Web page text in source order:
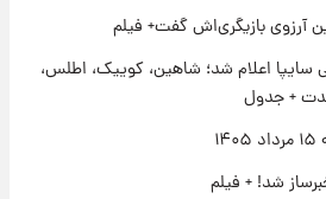
استقلال و رامین رضاییان رسما تمام شد +
/ خداحافظی صمیمانه آبی ها با رامین!
آرزوی بازیگری‌اش گفت+ فیلم
سایپا اعلام شد؛ شاهین، کوییک، اطلس،
+ جدول
شد! + فیلم